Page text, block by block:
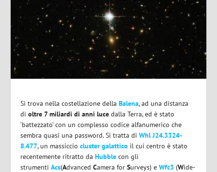
Si trova nella costellazione dellaBalena, ad una distanza
dioltre 7 miliardi di anni luce dalla Terra, ed è stato
‘battezzato’ con un complesso codice alfanumerico che
sembra quasi una password. Si tratta diWhl J24.3324-
8.477, un massicciocluster galattico il cui centro è stato
recentemente ritratto daHubble con gli
strumentiAcs(AdvancedCamera forSurveys) eWfc3 (Wide-